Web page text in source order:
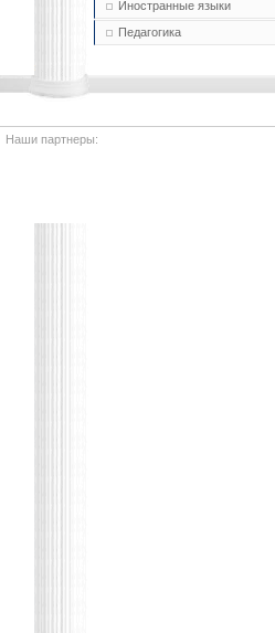
Иностранные языки
Педагогика
Наши партнеры: